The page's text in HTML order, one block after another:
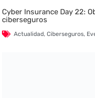
Cyber Insurance Day 22:
ciberseguros
Actualidad,Ciberseguros,